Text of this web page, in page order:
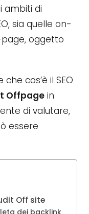
ambiti di
sia quelle on-
oggetto
cos’è il SEO
Offpage in
di valutare,
essere
Off site